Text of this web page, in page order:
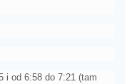
i od 6:58 do 7:21 (tam